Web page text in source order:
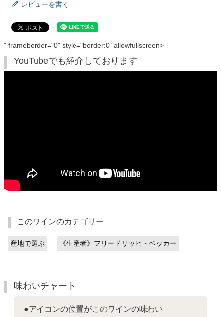
レビューを書く
" frameborder="0" style="border:0" allowfullscreen>
YouTubeでも紹介しております
このワインのカテゴリー
産地で選ぶ 《生産者》フリードリッヒ・ベッカー
味わいチャート
●アイコンの位置がこのワインの味わい